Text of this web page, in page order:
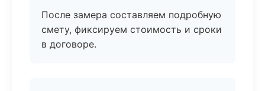
После замера составляем подробную
смету, фиксируем стоимость и сроки
в договоре.